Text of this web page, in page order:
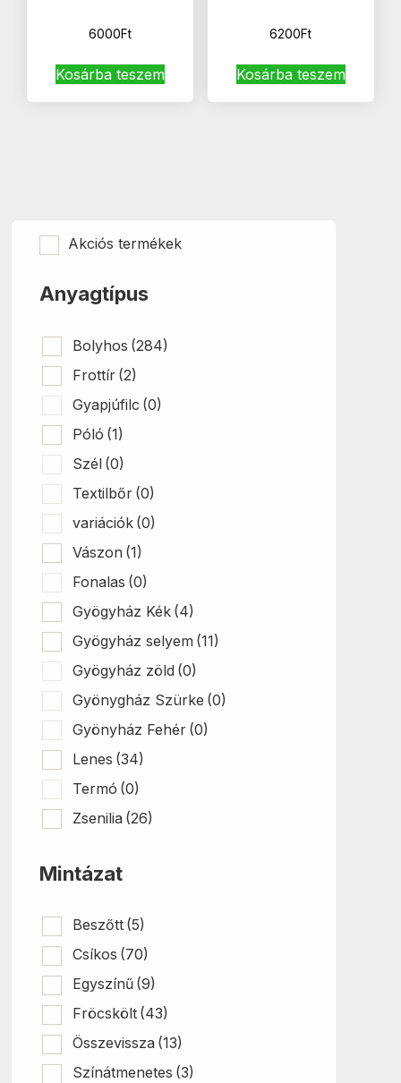
6000Ft
Kosárba teszem
6200Ft
Kosárba teszem
Akciós termékek
Anyagtípus
Bolyhos (284)
Frottír (2)
Gyapjúfilc (0)
Póló (1)
Szél (0)
Textilbőr (0)
variációk (0)
Vászon (1)
Fonalas (0)
Gyögyház Kék (4)
Gyögyház selyem (11)
Gyögyház zöld (0)
Gyönygház Szürke (0)
Gyönyház Fehér (0)
Lenes (34)
Termó (0)
Zsenilia (26)
Mintázat
Beszőtt (5)
Csíkos (70)
Egyszínű (9)
Fröcskölt (43)
Összevissza (13)
Színátmenetes (3)